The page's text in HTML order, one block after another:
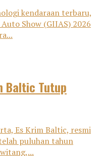
kendaraan terbaru,
Show (GIIAS) 2026
Baltic Tutup
Es Krim Baltic, resmi
puluhan tahun